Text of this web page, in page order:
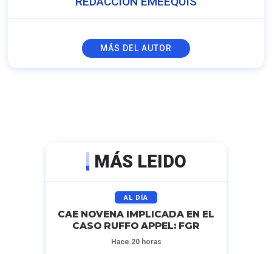
MÁS DEL AUTOR
MÁS LEIDO
AL DÍA
CAE NOVENA IMPLICADA EN EL
CASO RUFFO APPEL: FGR
Hace 20 horas